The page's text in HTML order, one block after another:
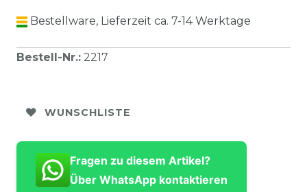
Bestellware, Lieferzeit ca. 7-14 Werktage
Bestell-Nr.: 2217
WUNSCHLISTE
Fragen zu diesem Artikel?
Über WhatsApp kontaktieren